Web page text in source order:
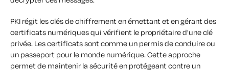
PKI régit les clés de chiffrement en émettant et en gérant des
certificats numériques qui vérifient le propriétaire d'une clé
privée. Les certificats sont comme un permis de conduire ou
un passeport pour le monde numérique. Cette approche
permet de maintenir la sécurité en protégeant contre un